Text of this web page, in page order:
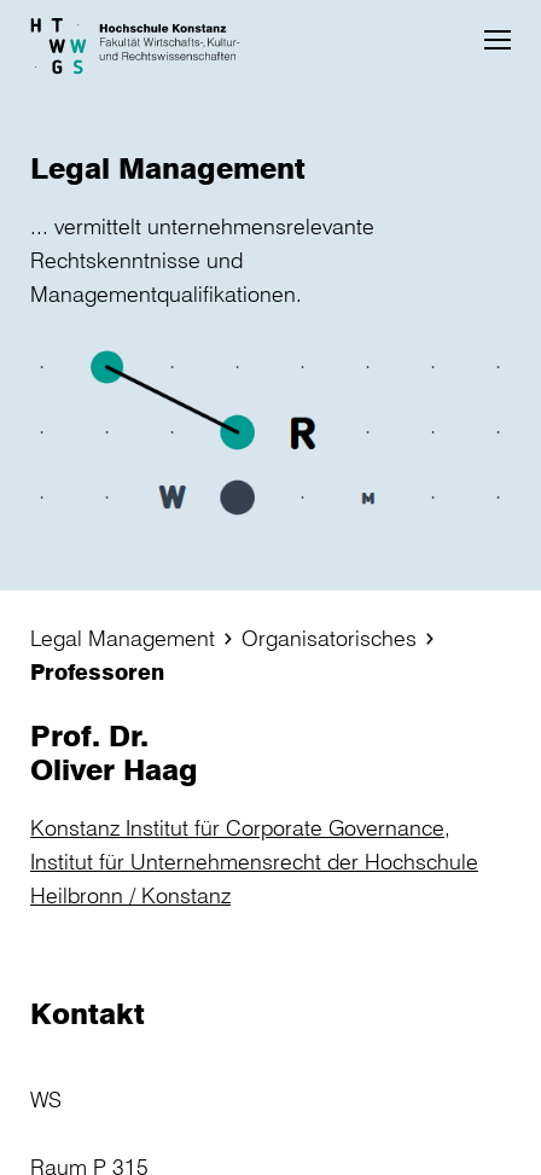
Skip to main content
Legal Management
... vermittelt unternehmensrelevante
Rechtskenntnisse und
Managementqualifikationen.
Legal Management
Organisatorisches
Professoren
Prof. Dr.
Oliver Haag
Konstanz Institut für Corporate Governance,
Institut für Unternehmensrecht der Hochschule
Heilbronn / Konstanz
Kontakt
WS
Raum P 315